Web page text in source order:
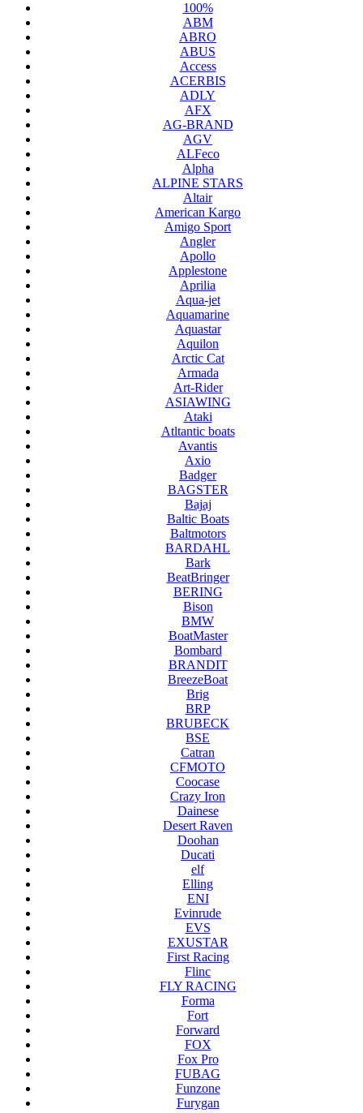
100%
ABM
ABRO
ABUS
Access
ACERBIS
ADLY
AFX
AG-BRAND
AGV
ALFeco
Alpha
ALPINE STARS
Altair
American Kargo
Amigo Sport
Angler
Apollo
Applestone
Aprilia
Aqua-jet
Aquamarine
Aquastar
Aquilon
Arctic Cat
Armada
Art-Rider
ASIAWING
Ataki
Atltantic boats
Avantis
Axio
Badger
BAGSTER
Bajaj
Baltic Boats
Baltmotors
BARDAHL
Bark
BeatBringer
BERING
Bison
BMW
BoatMaster
Bombard
BRANDIT
BreezeBoat
Brig
BRP
BRUBECK
BSE
Catran
CFMOTO
Coocase
Crazy Iron
Dainese
Desert Raven
Doohan
Ducati
elf
Elling
ENI
Evinrude
EVS
EXUSTAR
First Racing
Flinc
FLY RACING
Forma
Fort
Forward
FOX
Fox Pro
FUBAG
Funzone
Furygan